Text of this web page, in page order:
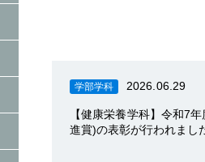
学部学科 2026.06.29
【健康栄養学科】令和7
進賞)の表彰が行われまし